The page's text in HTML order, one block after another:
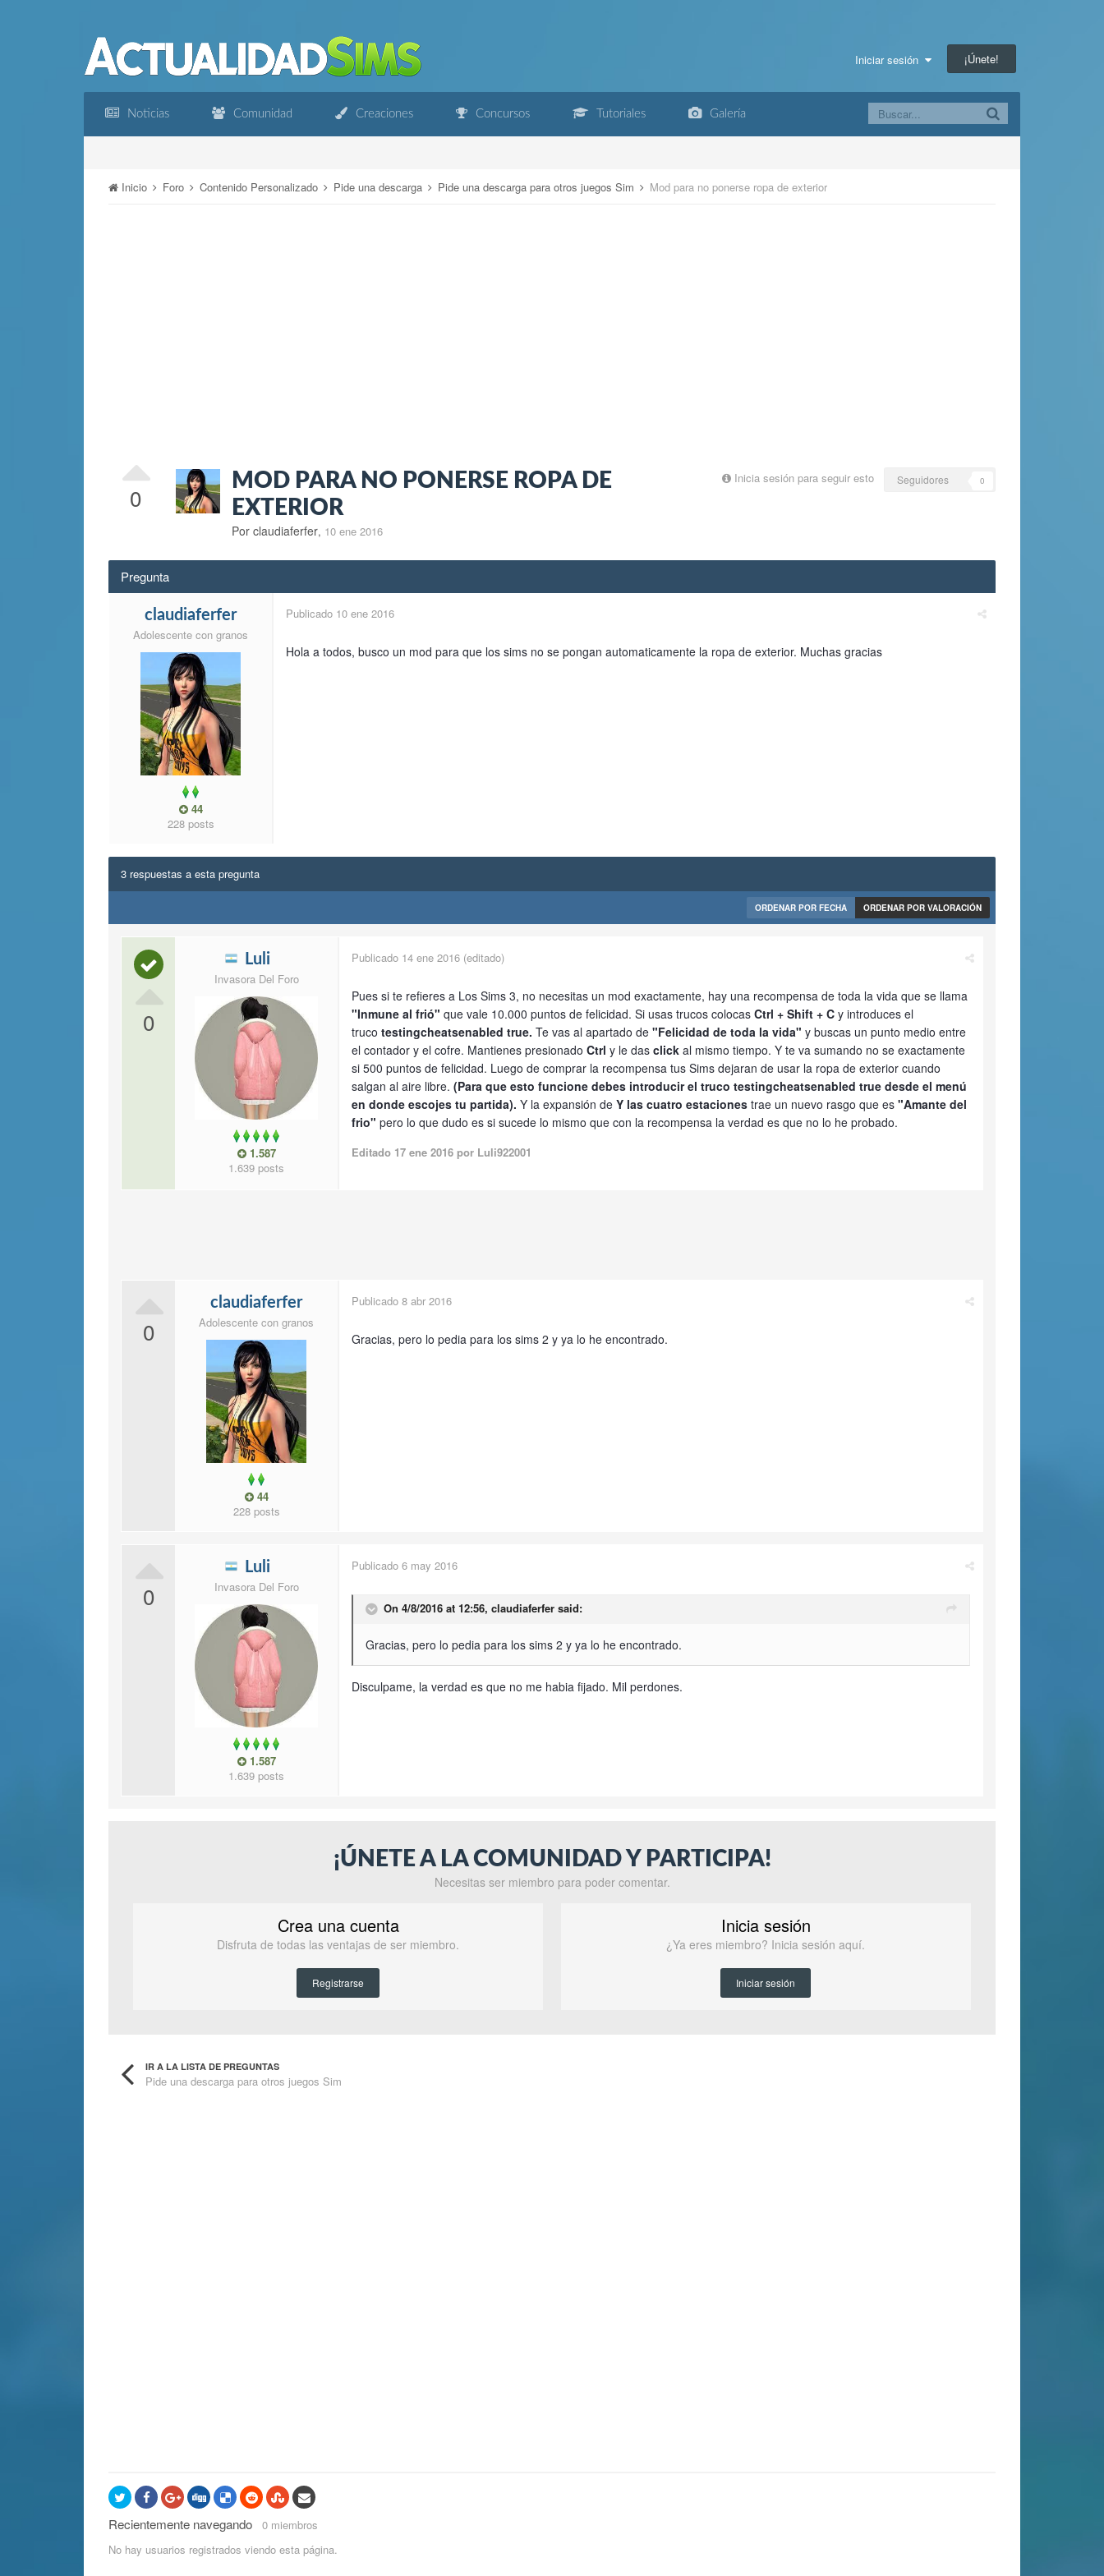
Iniciar sesión ¡Únete!
Noticias Comunidad Creaciones Concursos Tutoriales Galería
Inicio Foro Contenido Personalizado Pide una descarga Pide una descarga para otros juegos Sim Mod para no ponerse ropa de exterior
0
Inicia sesión para seguir esto Seguidores 0
MOD PARA NO PONERSE ROPA DE
EXTERIOR
Por claudiaferfer, 10 ene 2016
Pregunta
claudiaferfer
Adolescente con granos
44
228 posts
Publicado 10 ene 2016
Hola a todos, busco un mod para que los sims no se pongan automaticamente la ropa de exterior. Muchas gracias
3 respuestas a esta pregunta
ORDENAR POR VALORACIÓN
ORDENAR POR FECHA
0
Luli
Invasora Del Foro
1.587
1.639 posts
Publicado 14 ene 2016 (editado)
Pues si te refieres a Los Sims 3, no necesitas un mod exactamente, hay una recompensa de toda la vida que se llama
"Inmune al frió" que vale 10.000 puntos de felicidad. Si usas trucos colocas Ctrl + Shift + C y introduces el
truco testingcheatsenabled true. Te vas al apartado de "Felicidad de toda la vida" y buscas un punto medio entre
el contador y el cofre. Mantienes presionado Ctrl y le das click al mismo tiempo. Y te va sumando no se exactamente
si 500 puntos de felicidad. Luego de comprar la recompensa tus Sims dejaran de usar la ropa de exterior cuando
salgan al aire libre. (Para que esto funcione debes introducir el truco testingcheatsenabled true desde el menú
en donde escojes tu partida). Y la expansión de Y las cuatro estaciones trae un nuevo rasgo que es "Amante del
frio" pero lo que dudo es si sucede lo mismo que con la recompensa la verdad es que no lo he probado.
Editado 17 ene 2016 por Luli922001
0
claudiaferfer
Adolescente con granos
44
228 posts
Publicado 8 abr 2016
Gracias, pero lo pedia para los sims 2 y ya lo he encontrado.
0
Luli
Invasora Del Foro
1.587
1.639 posts
Publicado 6 may 2016
On 4/8/2016 at 12:56, claudiaferfer said:
Gracias, pero lo pedia para los sims 2 y ya lo he encontrado.
Disculpame, la verdad es que no me habia fijado. Mil perdones.
¡ÚNETE A LA COMUNIDAD Y PARTICIPA!
Necesitas ser miembro para poder comentar.
Crea una cuenta
Disfruta de todas las ventajas de ser miembro.
Registrarse
Inicia sesión
¿Ya eres miembro? Inicia sesión aquí.
Iniciar sesión
IR A LA LISTA DE PREGUNTAS
Pide una descarga para otros juegos Sim
Recientemente navegando 0 miembros
No hay usuarios registrados viendo esta página.